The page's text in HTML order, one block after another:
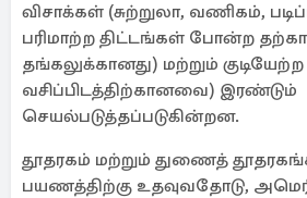
விசாக்கள் (சுற்றுலா, வணிகம்,
பரிமாற்ற திட்டங்கள் போன்ற
தங்கலுக்கானது) மற்றும்
வசிப்பிடத்திற்கானவை) இரண்டும்
செயல்படுத்தப்படுகின்றன.
தூதரகம் மற்றும் துணைத்
பயணத்திற்கு உதவுவதோடு,